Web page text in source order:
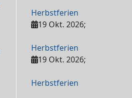
Herbstferien
19 Okt. 2026;
Herbstferien
19 Okt. 2026;
Herbstferien